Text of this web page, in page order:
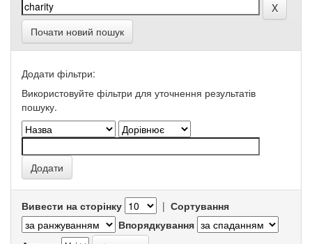
Почати новий пошук
Додати фільтри:
Використовуйте фільтри для уточнення результатів
пошуку.
Вивести на сторінку | Сортування
Впорядкування